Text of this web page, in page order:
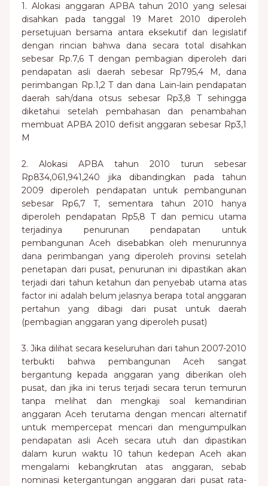
1. Alokasi anggaran APBA tahun 2010 yang selesai
disahkan pada tanggal 19 Maret 2010 diperoleh
persetujuan bersama antara eksekutif dan legislatif
dengan rincian bahwa dana secara total disahkan
sebesar Rp.7,6 T dengan pembagian diperoleh dari
pendapatan asli daerah sebesar Rp795,4 M, dana
perimbangan Rp.1,2 T dan dana Lain-lain pendapatan
daerah sah/dana otsus sebesar Rp3,8 T sehingga
diketahui setelah pembahasan dan penambahan
membuat APBA 2010 defisit anggaran sebesar Rp3,1
M
2. Alokasi APBA tahun 2010 turun sebesar
Rp834,061,941,240 jika dibandingkan pada tahun
2009 diperoleh pendapatan untuk pembangunan
sebesar Rp6,7 T, sementara tahun 2010 hanya
diperoleh pendapatan Rp5,8 T dan pemicu utama
terjadinya penurunan pendapatan untuk
pembangunan Aceh disebabkan oleh menurunnya
dana perimbangan yang diperoleh provinsi setelah
penetapan dari pusat, penurunan ini dipastikan akan
terjadi dari tahun ketahun dan penyebab utama atas
factor ini adalah belum jelasnya berapa total anggaran
pertahun yang dibagi dari pusat untuk daerah
(pembagian anggaran yang diperoleh pusat)
3. Jika dilihat secara keseluruhan dari tahun 2007-2010
terbukti bahwa pembangunan Aceh sangat
bergantung kepada anggaran yang diberikan oleh
pusat, dan jika ini terus terjadi secara terun temurun
tanpa melihat dan mengkaji soal kemandirian
anggaran Aceh terutama dengan mencari alternatif
untuk mempercepat mencari dan mengumpulkan
pendapatan asli Aceh secara utuh dan dipastikan
dalam kurun waktu 10 tahun kedepan Aceh akan
mengalami kebangkrutan atas anggaran, sebab
nominasi ketergantungan anggaran dari pusat rata-